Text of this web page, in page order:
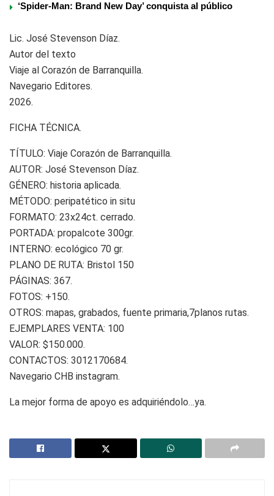
‘Spider-Man: Brand New Day’ conquista al público
Lic. José Stevenson Díaz.
Autor del texto
Viaje al Corazón de Barranquilla.
Navegario Editores.
2026.
FICHA TÉCNICA.
TÍTULO: Viaje Corazón de Barranquilla.
AUTOR: José Stevenson Díaz.
GÉNERO: historia aplicada.
MÉTODO: peripatético in situ
FORMATO: 23x24ct. cerrado.
PORTADA: propalcote 300gr.
INTERNO: ecológico 70 gr.
PLANO DE RUTA: Bristol 150
PÁGINAS: 367.
FOTOS: +150.
OTROS: mapas, grabados, fuente primaria,7planos rutas.
EJEMPLARES VENTA: 100
VALOR: $150.000.
CONTACTOS: 3012170684.
Navegario CHB instagram.
La mejor forma de apoyo es adquiriéndolo…ya.